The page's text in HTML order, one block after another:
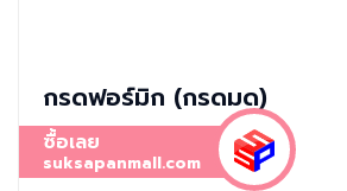
กรดฟอร์มิก (กรดมด)
ซื้อเลย
suksapanmall.com